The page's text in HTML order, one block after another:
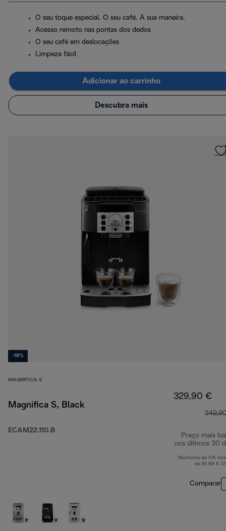
O seu toque especial. O seu café. À sua maneira.
Acesso remoto nas pontas dos dedos
O seu café em deslocações
Limpeza fácil
Adicionar ao carrinho
Descubra mais
-18%
MAGNIFICA S
Magnifica S, Black
ECAM22.110.B
329,90 €
Preço mais
nos últimos 30
Montante de IVA
de 61,69 €
Comparar